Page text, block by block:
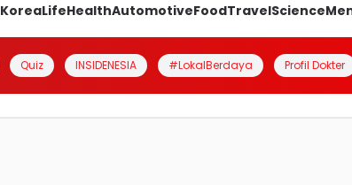
KoreaLifeHealthAutomotiveFoodTravelScience
Quiz INSIDENESIA #LokalBerdaya Profil Dokter